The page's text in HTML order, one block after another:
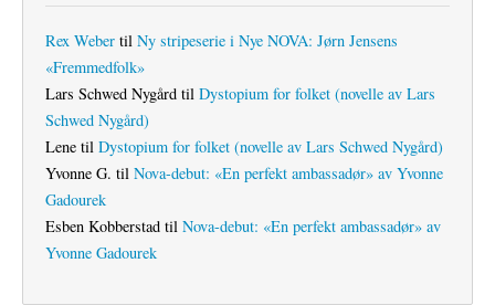
Rex Weber til Ny stripeserie i Nye NOVA: Jørn Jensens
«Fremmedfolk»
Lars Schwed Nygård til Dystopium for folket (novelle av Lars
Schwed Nygård)
Lene til Dystopium for folket (novelle av Lars Schwed Nygård)
Yvonne G. til Nova-debut: «En perfekt ambassadør» av Yvonne
Gadourek
Esben Kobberstad til Nova-debut: «En perfekt ambassadør» av
Yvonne Gadourek